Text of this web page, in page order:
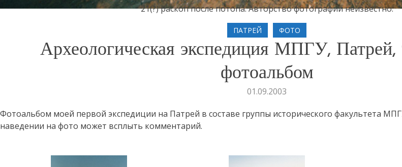
21(?) раскоп после потопа. Авторство фотографии неизвестно.
ПАТРЕЙ ФОТО
Археологическая экспедиция МПГУ,
фотоальбом
01.09.2003
Фотоальбом моей первой экспедиции на Патрей в составе группы исторического факультета
наведении на фото может всплыть комментарий.